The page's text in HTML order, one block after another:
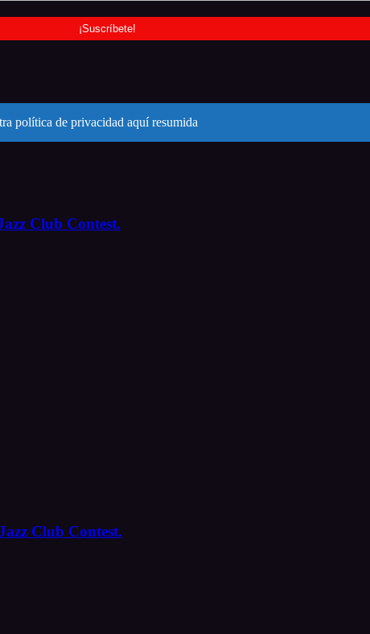
política de privacidad aquí resumida
Club Contest.
Club Contest.